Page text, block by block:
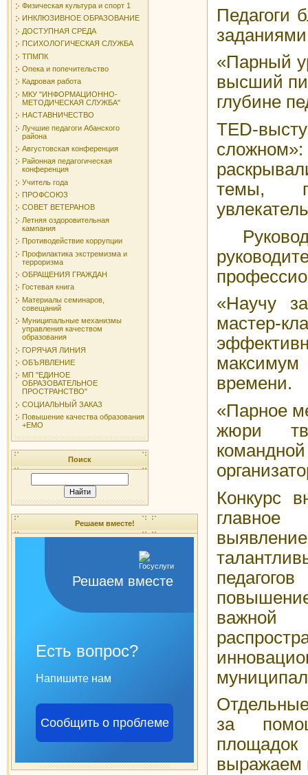
Физическая культура и спорт 1
ИНКЛЮЗИВНОЕ ОБРАЗОВАНИЕ
ДОСТУПНАЯ СРЕДА
ПСИХОЛОГИЧЕСКАЯ СЛУЖБА
ТПМПК
Опека и попечительство
Кадровая работа
МКУ "ИНФОРМАЦИОННО-
МЕТОДИЧЕСКАЯ СЛУЖБА"
НАСТАВНИЧЕСТВО
Лучшие педагоги Абанского
района
Августовская конференция
Районная педагогическая
конференция
Учитель года
ПРОФСОЮЗ
СОВЕТ ВЕТЕРАНОВ
Летняя оздоровительная
кампания
Противодействие коррупции
Профилактика экстремизма и
терроризма
ОБРАЩЕНИЯ ГРАЖДАН
Гостевая книга
Материалы семинаров,
совещаний
Муниципальные механизмы
управления качеством
образования
ГОРЯЧАЯ ЛИНИЯ
ОБЪЯВЛЕНИЕ
МП "ЕДИНОЕ
ОБРАЗОВАТЕЛЬНОЕ
ПРОСТРАНСТВО"
СОЦИАЛЬНЫЙ ЗАКАЗ
Повышение качества образования
+ЕМО
Поиск
Решаем вместе!
Решаем вместе
Есть вопрос?
Напишите нам
Сообщить о проблеме
Педагоги
«Парный
высший
глубине
TED-
темы,
«Научу
времени.
«Парное
жюри
Конкурс
главное
за
выражаем